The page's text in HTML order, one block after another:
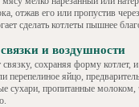
отжав его или пропустив
сделать котлеты пышнее
и воздушности
сохраняя форму котлет,
перепелиное яйцо,
сухари, пропитанные